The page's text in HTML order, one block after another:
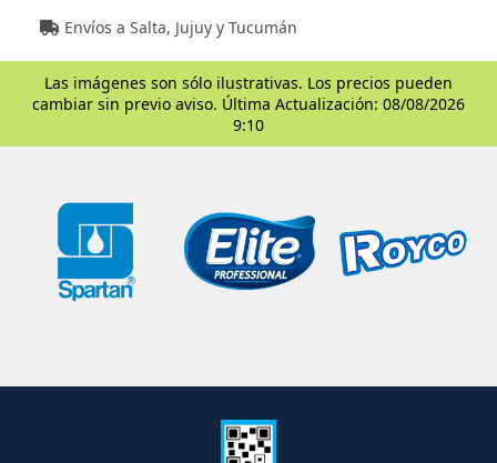
Envíos a Salta, Jujuy y Tucumán
Las imágenes son sólo ilustrativas. Los precios pueden
cambiar sin previo aviso. Última Actualización: 08/08/2026
9:10